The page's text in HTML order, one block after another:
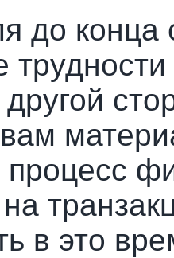
до конца
процесс
в это